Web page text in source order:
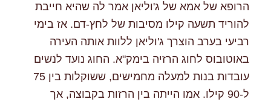
הרופא של אמא של ג'וליאן אמר לה שהיא חייבת
להוריד תשעה קילו מסיבות של לחץ-דם. אז בימי
רביעי בערב הוצרך ג'וליאן ללוות אותה העירה
באוטובוס לחוג הרזיה בימק"א. החוג נועד לנשים
עובדות בנות למעלה מחמישים, ששוקלות בין 75
ל-90 קילו. אמו הייתה בין הרזות בקבוצה, אך